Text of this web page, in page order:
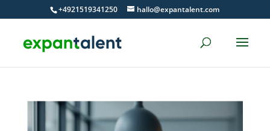
to
+4921519341250 hallo@expantalent.com